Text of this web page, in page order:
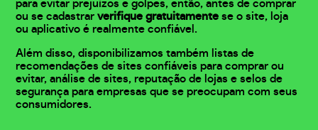
para evitar prejuízos e golpes, então, antes de comprar
ou se cadastrarverifique gratuitamente se o site, loja
ou aplicativo é realmente confiável.
Além disso, disponibilizamos também listas de
recomendações de sites confiáveis para comprar ou
evitar, análise de sites, reputação de lojas e selos de
segurança para empresas que se preocupam com seus
consumidores.